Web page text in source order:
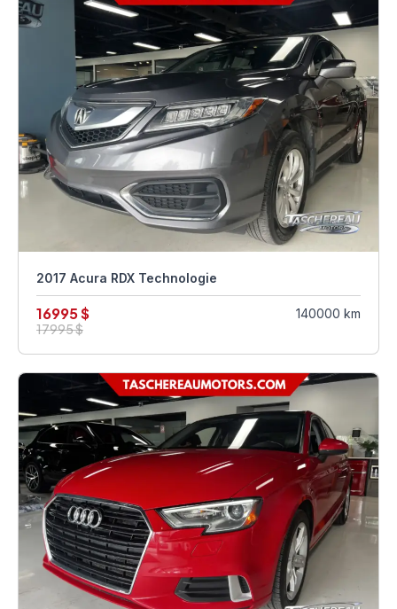
2017 Acura RDX Technologie
16995 $
17995 $
140000 km